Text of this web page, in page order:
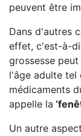
peuvent être
Dans d'autres
effet, c'est-à-
grossesse
l'âge adulte tel
médicaments
appelle la ‘
Un autre